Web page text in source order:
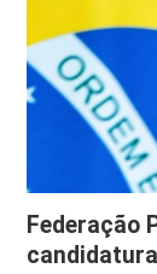
Federação